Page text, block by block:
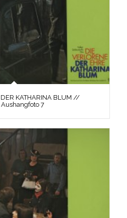
DER KATHARINA BLUM //
7